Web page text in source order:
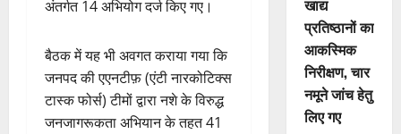
अंतर्गत 14 अभियोग दर्ज किए गए।
बैठक में यह भी अवगत कराया गया कि
जनपद की एएनटीफ़ (एंटी नारकोटिक्स
टास्क फोर्स) टीमों द्वारा नशे के विरुद्ध
जनजागरूकता अभियान के तहत 41
खाद्य
प्रतिष्ठानों का
आकस्मिक
निरीक्षण, चार
नमूने जांच हेतु
लिए गए